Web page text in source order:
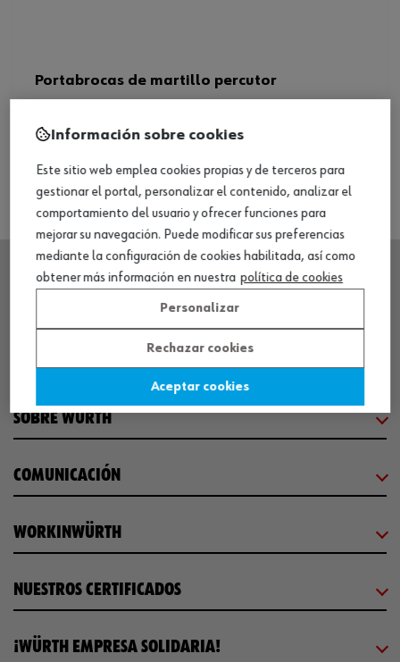
Portabrocas de martillo percutor
Ver producto
SOBRE WÜRTH
COMUNICACIÓN
WORKINWÜRTH
NUESTROS CERTIFICADOS
¡WÜRTH EMPRESA SOLIDARIA!
Información sobre cookies
Este sitio web emplea cookies propias y de terceros para
gestionar el portal, personalizar el contenido, analizar el
comportamiento del usuario y ofrecer funciones para
mejorar su navegación. Puede modificar sus preferencias
mediante la configuración de cookies habilitada, así como
obtener más información en nuestra política de cookies
Personalizar
Rechazar cookies
Aceptar cookies